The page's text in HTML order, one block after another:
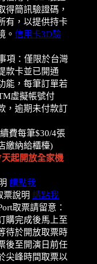
得簡訊驗證碼，
有，以提供持卡
。 信用卡3D驗
項：僅限於台灣
款卡並已開通
能，每筆訂單若
虛擬帳號付
，逾期未付款訂
費每筆$30/4張
繳納給櫃檯)
起開放全家機
請點我
票說明 請點我
取票請留意：
購完成後馬上至
待於開放取票時
後至開演日前任
尖峰時間取票以